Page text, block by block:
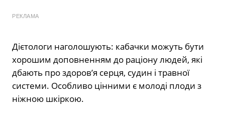
РЕКЛАМА
Дієтологи наголошують: кабачки можуть бути
хорошим доповненням до раціону людей, які
дбають про здоров’я серця, судин і травної
системи. Особливо цінними є молоді плоди з
ніжною шкіркою.